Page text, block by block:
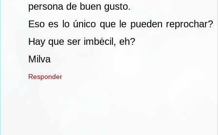
persona de buen gusto.
Eso es lo único que le pueden reprochar?
Hay que ser imbėcil, eh?
Milva
Responder